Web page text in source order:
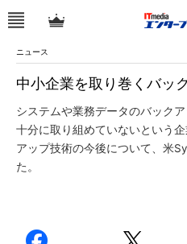
ニュース
中小企業を取り巻くバッ
システムや業務データのバック
十分に取り組めていないという
アップ技術の今後について、米
た。